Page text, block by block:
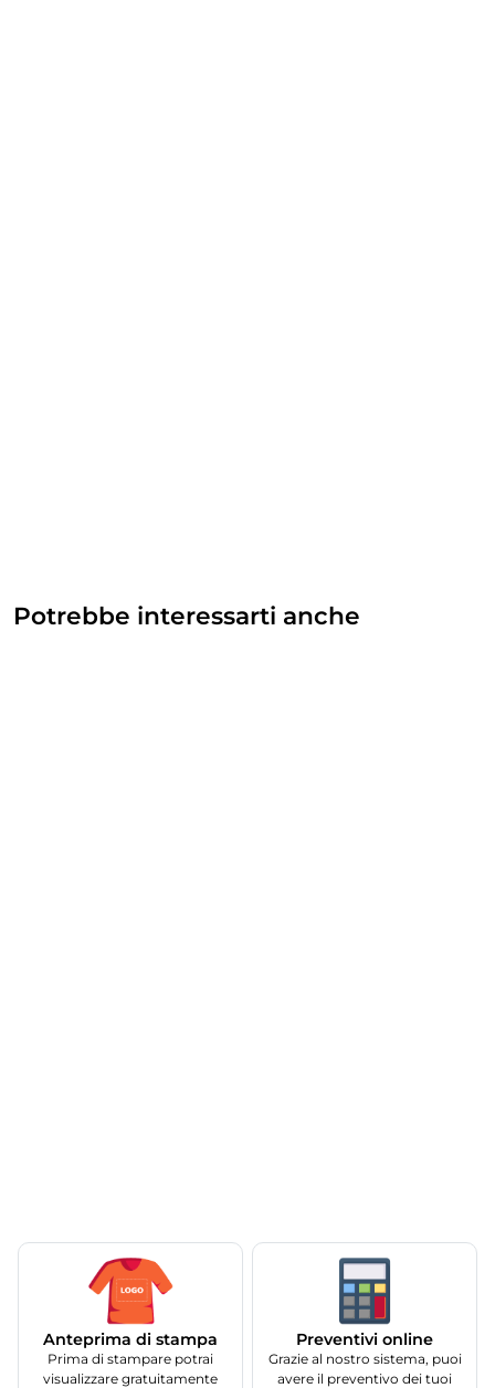
Potrebbe interessarti anche
Anteprima di stampa
Prima di stampare potrai
visualizzare gratuitamente
Preventivi online
Grazie al nostro sistema, puoi
avere il preventivo dei tuoi